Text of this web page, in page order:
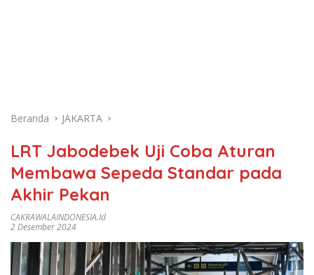
Beranda JAKARTA
LRT Jabodebek Uji Coba Aturan
Membawa Sepeda Standar pada
Akhir Pekan
CAKRAWALAINDONESIA.id
2 Desember 2024